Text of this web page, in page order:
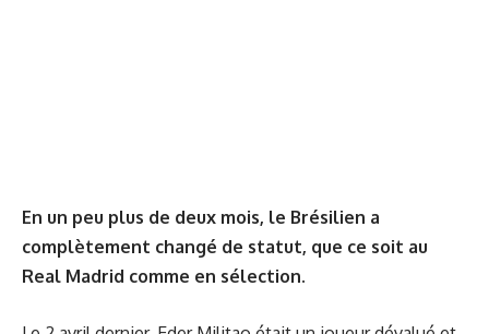
En un peu plus de deux mois, le Brésilien a
complètement changé de statut, que ce soit au
Real Madrid comme en sélection.